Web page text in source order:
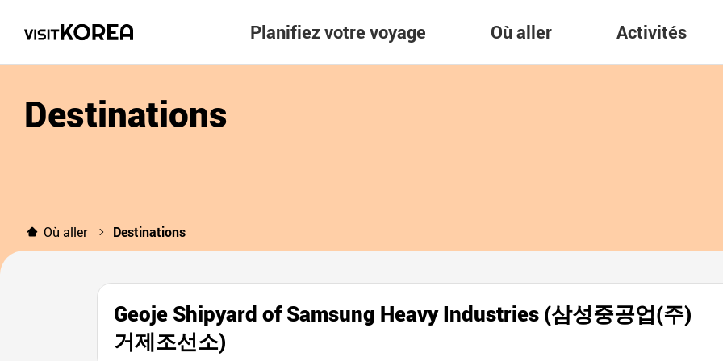
Planifiez votre voyage Où aller Activités
Destinations
Où aller Destinations
Geoje Shipyard of Samsung Heavy Industries (삼성중공업(주)
거제조선소)